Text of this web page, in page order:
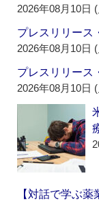
2026年08月10日
プレスリリー
2026年08月10日
プレスリリー
2026年08月10日
【対話で学ぶ